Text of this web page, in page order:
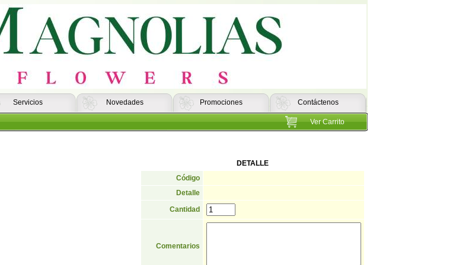
Servicios Novedades Promociones Contáctenos
Ver Carrito
DETALLE
Código
Detalle
Cantidad
Comentarios